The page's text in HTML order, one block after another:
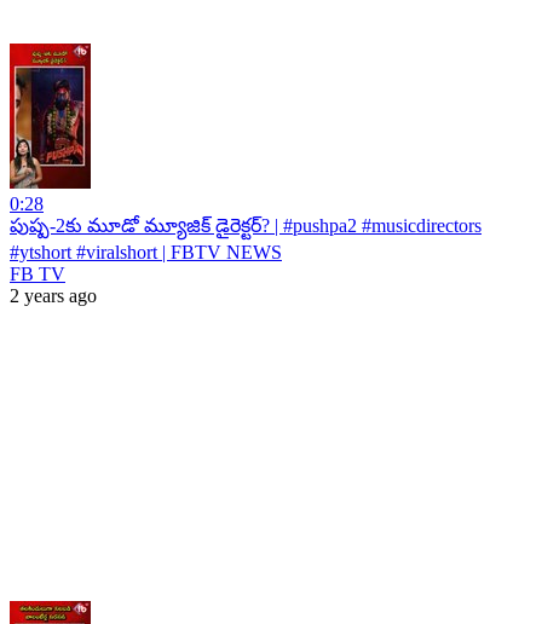
0:28
పుష్ప-2కు మూడో మ్యూజిక్ డైరెక్టర్? | #pushpa2 #musicdirectors
#ytshort #viralshort | FBTV NEWS
FB TV
2 years ago